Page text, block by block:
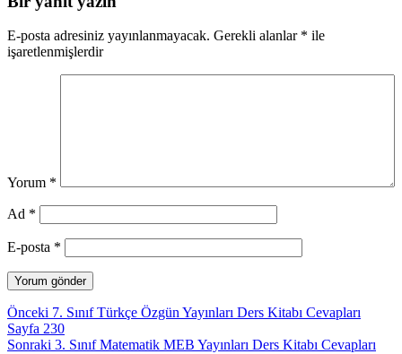
E-posta adresiniz yayınlanmayacak. Gerekli alanlar * ile
işaretlenmişlerdir
Yorum *
Ad *
E-posta *
Yazı
gezinmesi
Önceki Önceki
yazı:
7. Sınıf Türkçe Özgün Yayınları Ders Kitabı Cevapları
Sayfa 230
Sonraki Sonraki
3. Sınıf Matematik MEB Yayınları Ders Kitabı Cevapları